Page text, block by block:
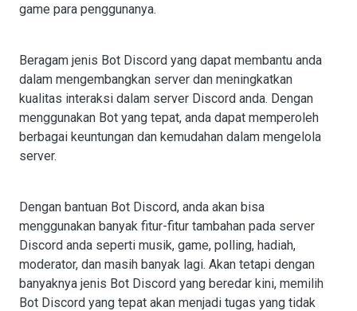
game para penggunanya.
Beragam jenis Bot Discord yang dapat membantu anda
dalam mengembangkan server dan meningkatkan
kualitas interaksi dalam server Discord anda. Dengan
menggunakan Bot yang tepat, anda dapat memperoleh
berbagai keuntungan dan kemudahan dalam mengelola
server.
Dengan bantuan Bot Discord, anda akan bisa
menggunakan banyak fitur-fitur tambahan pada server
Discord anda seperti musik, game, polling, hadiah,
moderator, dan masih banyak lagi. Akan tetapi dengan
banyaknya jenis Bot Discord yang beredar kini, memilih
Bot Discord yang tepat akan menjadi tugas yang tidak